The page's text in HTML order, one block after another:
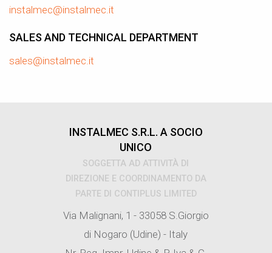
instalmec@instalmec.it
SALES AND TECHNICAL DEPARTMENT
sales@instalmec.it
INSTALMEC S.R.L. A SOCIO
UNICO
SOGGETTA AD ATTIVITÀ DI
DIREZIONE E COORDINAMENTO DA
PARTE DI CONTIPLUS LIMITED
Via Malignani, 1 - 33058 S.Giorgio
di Nogaro (Udine) - Italy